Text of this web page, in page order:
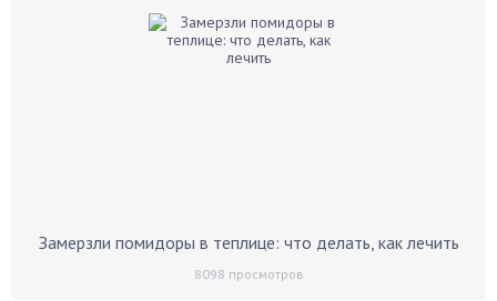
Замерзли помидоры в теплице: что делать, как лечить
8098 просмотров